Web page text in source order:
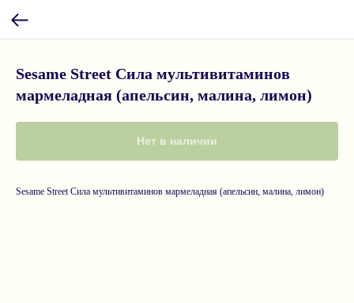
Sesame Street Сила мультивитаминов
мармеладная (апельсин, малина, лимон)
Нет в наличии
Sesame Street Сила мультивитаминов мармеладная (апельсин, малина, лимон)